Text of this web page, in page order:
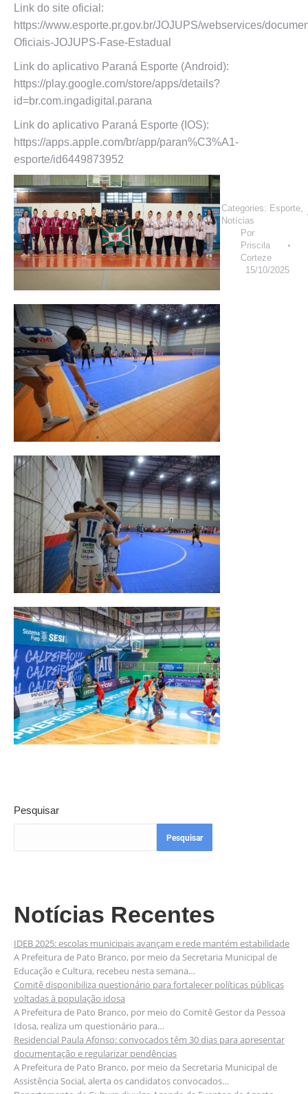
Link do site oficial:
https://www.esporte.pr.gov.br/JOJUPS/webservices/
Oficiais-JOJUPS-Fase-Estadual
Link do aplicativo Paraná Esporte (Android):
https://play.google.com/store/apps/details?
id=br.com.ingadigital.parana
Link do aplicativo Paraná Esporte (IOS):
https://apps.apple.com/br/app/paran%C3%A1-
esporte/id6449873952
Categories: Esporte,
Notícias
Por
Priscila
Corteze
15/10/2025
Pesquisar
Pesquisar
Notícias Recentes
IDEB 2025: escolas municipais avançam e rede mantém estabilidade
A Prefeitura de Pato Branco, por meio da Secretaria Municipal de
Educação e Cultura, recebeu nesta semana…
Comitê disponibiliza questionário para fortalecer políticas públicas
voltadas à população idosa
A Prefeitura de Pato Branco, por meio do Comitê Gestor da Pessoa
Idosa, realiza um questionário para…
Residencial Paula Afonso: convocados têm 30 dias para apresentar
documentação e regularizar pendências
A Prefeitura de Pato Branco, por meio da Secretaria Municipal de
Assistência Social, alerta os candidatos convocados…